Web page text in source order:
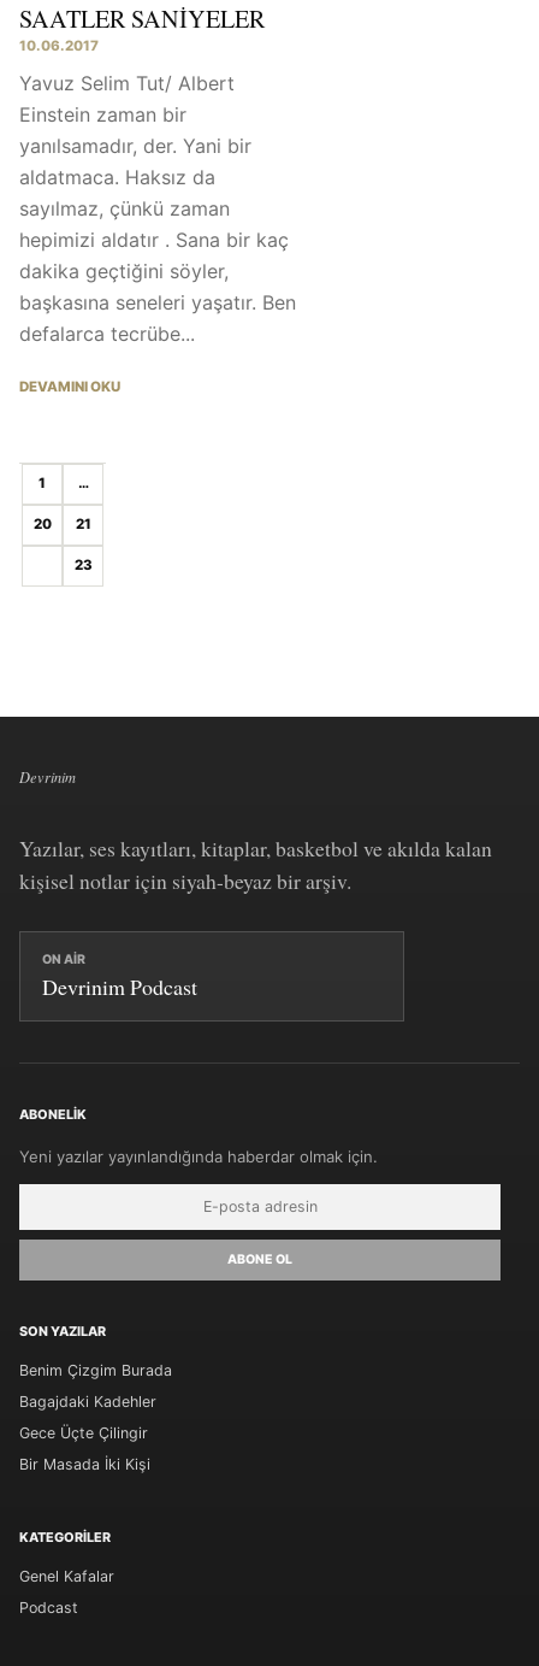
SAATLER SANIYELER
10.06.2017
Yavuz Selim Tut/ Albert
Einstein zaman bir
yanılsamadır, der. Yani bir
aldatmaca. Haksız da
sayılmaz, çünkü zaman
hepimizi aldatır . Sana bir kaç
dakika geçtiğini söyler,
başkasına seneleri yaşatır. Ben
defalarca tecrübe...
DEVAMINI OKU
1 …
20 21
23
Devrinim
Yazılar, ses kayıtları, kitaplar, basketbol ve akılda kalan
kişisel notlar için siyah-beyaz bir arşiv.
ON AIR
Devrinim Podcast
ABONELIK
Yeni yazılar yayınlandığında haberdar olmak için.
ABONE OL
SON YAZILAR
Benim Çizgim Burada
Bagajdaki Kadehler
Gece Üçte Çilingir
Bir Masada İki Kişi
KATEGORILER
Genel Kafalar
Podcast